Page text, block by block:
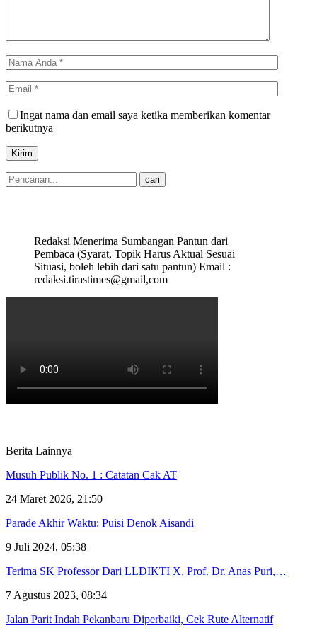
Ingat nama dan email saya ketika memberikan komentar
berikutnya
Redaksi Menerima Sumbangan Pantun dari
Pembaca (Syarat, Topik Harus Aktual Sesuai
Situasi, boleh lebih dari satu pantun) Email :
redaksi.tirastimes@gmail,com
Berita Lainnya
Musuh Publik No. 1 : Catatan Cak AT
24 Maret 2026, 21:50
Parade Akhir Waktu: Puisi Denok Aisandi
9 Juli 2024, 05:38
Terima SK Professor Dari LLDIKTI X, Prof. Dr. Anas Puri,…
7 Agustus 2023, 08:34
Jalan Parit Indah Pekanbaru Diperbaiki, Cek Rute Alternatif